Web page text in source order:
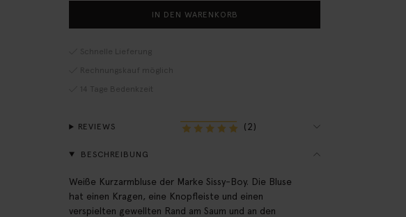
IN DEN WARENKORB
Schnelle Lieferung
Rechnungskauf möglich
14 Tage Bedenkzeit
REVIEWS (2)
BESCHREIBUNG
Weiße Kurzarmbluse der Marke Sissy-Boy. Die Bluse
hat einen Kragen, eine Knopfleiste und einen
verspielten gewellten Rand am Saum und an den